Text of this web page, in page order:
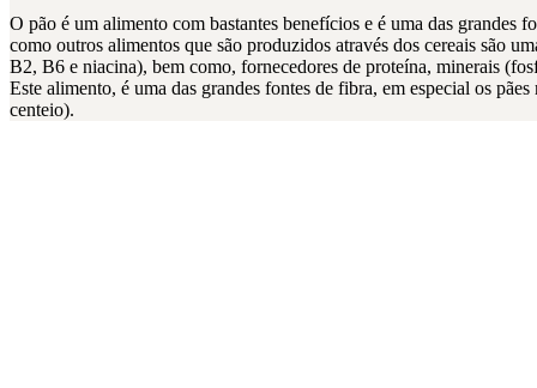
O pão é um alimento com bastantes benefícios e é uma das grandes
como outros alimentos que são produzidos através dos cereais são
B2, B6 e niacina), bem como, fornecedores de proteína, minerais
Este alimento, é uma das grandes fontes de fibra, em especial os
centeio).